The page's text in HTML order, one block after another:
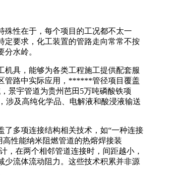
性在于，每个项目的工况都不太一
定要求，化工装置的管路走向常常不按
水岭。
具，能够为各类工程施工提供配套服
管路中实际应用，******管径项目覆盖
景宇管道为贵州芭田5万吨磷酸铁项
涉及高纯化学品、电解液和酸浸液输送
了多项连接结构相关技术，如“一种连接
性能纳米阻燃管道的热熔焊接装
，在两个相邻管道连接时，间距越小，
少流体流动阻力 。这些技术积累并非源